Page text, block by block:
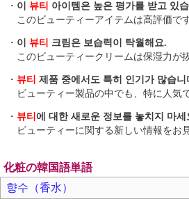
・ 이 뷰티 아이템은 높은 평가를 받고 있
このビューティーアイテムは高評価です
・ 이 뷰티 크림은 보습력이 탁월해요.
このビューティークリームは保湿力が
・ 뷰티 제품 중에서도 특히 인기가 많습니
ビューティー製品の中でも、特に人気
・ 뷰티 에 대한 새로운 정보를 놓치지 마세
ビューティーに関する新しい情報をお
化粧の韓国語単語
향수（香水）